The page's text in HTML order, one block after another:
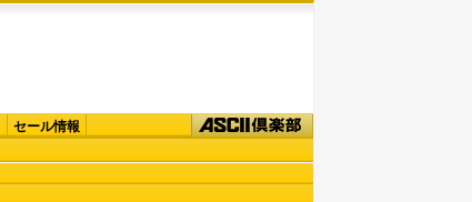
セール情報